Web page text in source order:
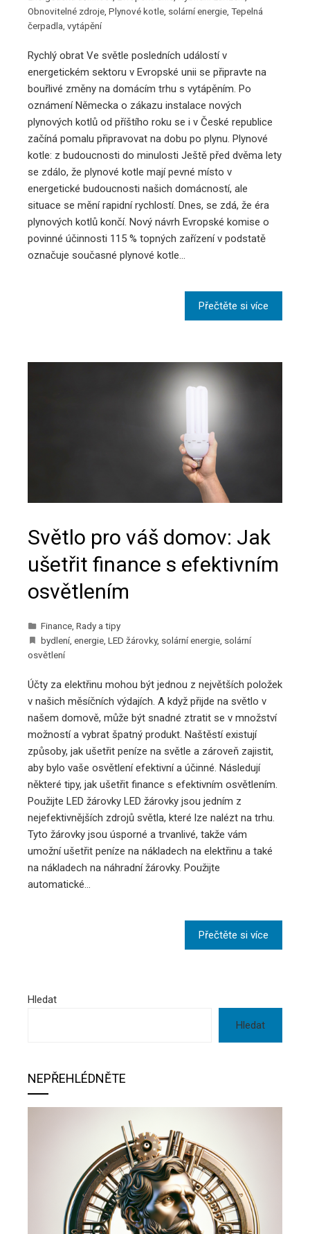
Obnovitelné zdroje, Plynové kotle, solární energie, Tepelná
čerpadla, vytápění
Rychlý obrat Ve světle posledních událostí v
energetickém sektoru v Evropské unii se připravte na
bouřlivé změny na domácím trhu s vytápěním. Po
oznámení Německa o zákazu instalace nových
plynových kotlů od příštího roku se i v České republice
začíná pomalu připravovat na dobu po plynu. Plynové
kotle: z budoucnosti do minulosti Ještě před dvěma lety
se zdálo, že plynové kotle mají pevné místo v
energetické budoucnosti našich domácností, ale
situace se mění rapidní rychlostí. Dnes, se zdá, že éra
plynových kotlů končí. Nový návrh Evropské komise o
povinné účinnosti 115 % topných zařízení v podstatě
označuje současné plynové kotle…
Přečtěte si více
Světlo pro váš domov: Jak
ušetřit finance s efektivním
osvětlením
Finance Rady a tipy
bydlení, energie LED žárovky, solární energie solární
osvětlení
Účty za elektřinu mohou být jednou z největších položek
v našich měsíčních výdajích. A když přijde na světlo v
našem domově, může být snadné ztratit se v množství
možností a vybrat špatný produkt. Naštěstí existují
způsoby, jak ušetřit peníze na světle a zároveň zajistit,
aby bylo vaše osvětlení efektivní a účinné. Následují
některé tipy, jak ušetřit finance s efektivním osvětlením.
Použijte LED žárovky LED žárovky jsou jedním z
nejefektivnějších zdrojů světla, které lze nalézt na trhu.
Tyto žárovky jsou úsporné a trvanlivé, takže vám
umožní ušetřit peníze na nákladech na elektřinu a také
na nákladech na náhradní žárovky. Použijte
automatické…
Přečtěte si více
Hledat
Hledat
NEPŘEHLÉDNĚTE